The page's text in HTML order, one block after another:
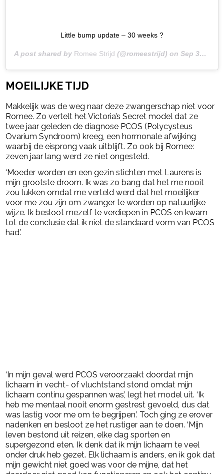
Little bump update – 30 weeks ?
A post shared by Romee Strijd (@romeestrijd) onSep 30, 2020 at 11:36am PDT
MOEILIJKE TIJD
Makkelijk was de weg naar deze zwangerschap niet voor
Romee. Zo vertelt het Victoria’s Secret model dat ze
twee jaar geleden de diagnose PCOS (Polycysteus
Ovarium Syndroom) kreeg, een hormonale afwijking
waarbij de eisprong vaak uitblijft. Zo ook bij Romee:
zeven jaar lang werd ze niet ongesteld.
‘Moeder worden en een gezin stichten met Laurens is
mijn grootste droom. Ik was zo bang dat het me nooit
zou lukken omdat me verteld werd dat het moeilijker
voor me zou zijn om zwanger te worden op natuurlijke
wijze. Ik besloot mezelf te verdiepen in PCOS en kwam
tot de conclusie dat ik niet de standaard vorm van PCOS
had.’
‘In mijn geval werd PCOS veroorzaakt doordat mijn
lichaam in vecht- of vluchtstand stond omdat mijn
lichaam continu gespannen was’, legt het model uit. ‘Ik
heb me mentaal nooit enorm gestrest gevoeld, dus dat
was lastig voor me om te begrijpen.’ Toch ging ze erover
nadenken en besloot ze het rustiger aan te doen. ‘Mijn
leven bestond uit reizen, elke dag sporten en
supergezond eten. Ik denk dat ik mijn lichaam te veel
onder druk heb gezet. Elk lichaam is anders, en ik gok dat
mijn gewicht niet goed was voor de mijne, dat het